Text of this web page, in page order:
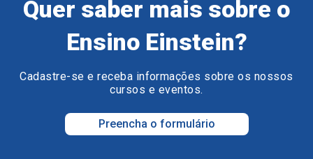
Quer saber mais sobre o
Ensino Einstein?
Cadastre-se e receba informações sobre os nossos
cursos e eventos.
Preencha o formulário